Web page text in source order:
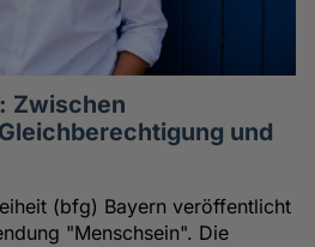
Zwischen
und
(bfg) Bayern veröffentlicht
"Menschsein". Die